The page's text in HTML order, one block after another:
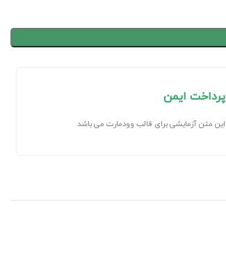
پرداخت ایمن
این متن آزمایشی برای قالب وودمارت می باشد